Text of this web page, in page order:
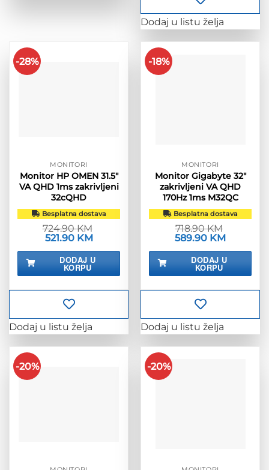
Dodaj u listu želja
-28%
MONITORI
Monitor HP OMEN 31.5″
VA QHD 1ms zakrivljeni
32cQHD
Besplatna dostava
724.90KM
Izvorna
bila
724.90 KM.
521.90 KMTrenutna
je:
521.90 KM.
DODAJ U
KORPU
Dodaj u listu želja
-18%
MONITORI
Monitor Gigabyte 32″
zakrivljeni VA QHD
170Hz 1ms M32QC
Besplatna dostava
718.90KM
Izvorna
bila
718.90 KM.
589.90 KM
je:
589.90
DODAJ U
KORPU
Dodaj u listu želja
-20% -20%